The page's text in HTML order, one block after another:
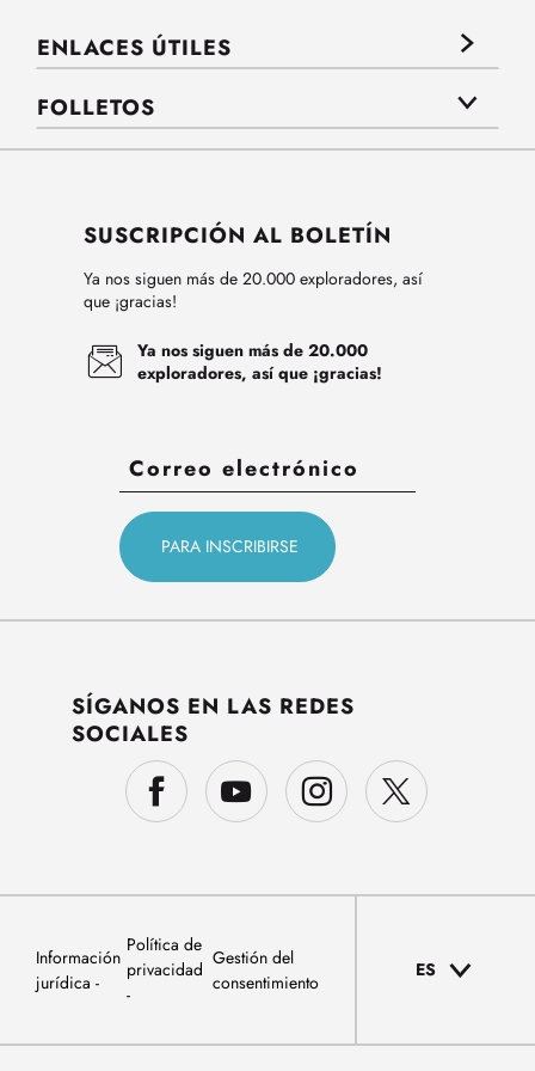
ENLACES ÚTILES
FOLLETOS
SUSCRIPCIÓN AL BOLETÍN
Ya nos siguen más de 20.000 exploradores, así
que ¡gracias!
Ya nos siguen más de 20.000
exploradores, así que ¡gracias!
SÍGANOS EN LAS REDES
SOCIALES
Información
jurídica
Política de
privacidad
Gestión del
consentimiento
ES